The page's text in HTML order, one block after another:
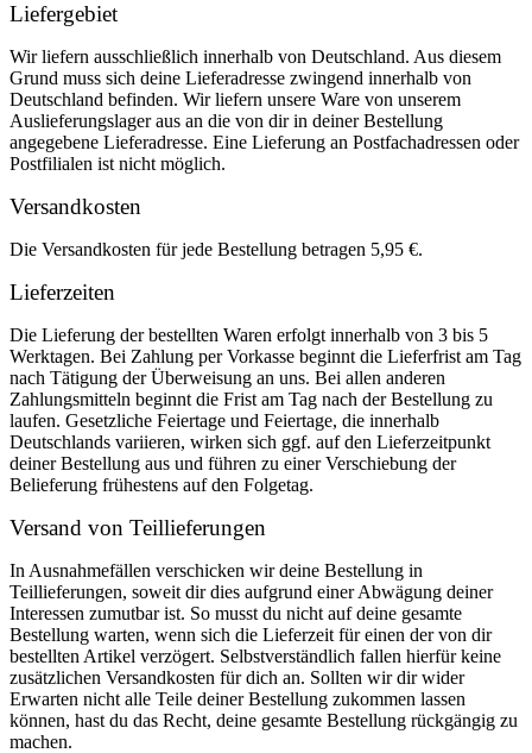
Liefergebiet
Wir liefern ausschließlich innerhalb von Deutschland. Aus diesem
Grund muss sich deine Lieferadresse zwingend innerhalb von
Deutschland befinden. Wir liefern unsere Ware von unserem
Auslieferungslager aus an die von dir in deiner Bestellung
angegebene Lieferadresse. Eine Lieferung an Postfachadressen oder
Postfilialen ist nicht möglich.
Versandkosten
Die Versandkosten für jede Bestellung betragen 5,95 €.
Lieferzeiten
Die Lieferung der bestellten Waren erfolgt innerhalb von 3 bis 5
Werktagen. Bei Zahlung per Vorkasse beginnt die Lieferfrist am Tag
nach Tätigung der Überweisung an uns. Bei allen anderen
Zahlungsmitteln beginnt die Frist am Tag nach der Bestellung zu
laufen. Gesetzliche Feiertage und Feiertage, die innerhalb
Deutschlands variieren, wirken sich ggf. auf den Lieferzeitpunkt
deiner Bestellung aus und führen zu einer Verschiebung der
Belieferung frühestens auf den Folgetag.
Versand von Teillieferungen
In Ausnahmefällen verschicken wir deine Bestellung in
Teillieferungen, soweit dir dies aufgrund einer Abwägung deiner
Interessen zumutbar ist. So musst du nicht auf deine gesamte
Bestellung warten, wenn sich die Lieferzeit für einen der von dir
bestellten Artikel verzögert. Selbstverständlich fallen hierfür keine
zusätzlichen Versandkosten für dich an. Sollten wir dir wider
Erwarten nicht alle Teile deiner Bestellung zukommen lassen
können, hast du das Recht, deine gesamte Bestellung rückgängig zu
machen.